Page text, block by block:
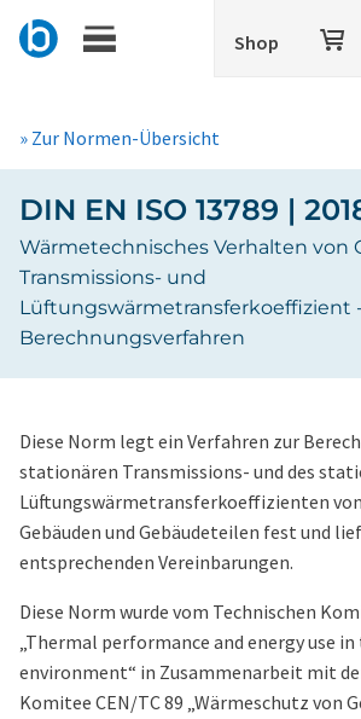
Shop
» Zur Normen-Übersicht
DIN EN ISO 13789 |
Wärmetechnisches Verhalten von
Transmissions- und
Lüftungswärmetransferkoeffizient
Berechnungsverfahren
Diese Norm legt ein Verfahren zur
stationären Transmissions- und des
Lüftungswärmetransferkoeffizienten
Gebäuden und Gebäudeteilen fest und
entsprechenden Vereinbarungen.
Diese Norm wurde vom Technischen
„Thermal performance and energy use
environment“ in Zusammenarbeit mit
Komitee CEN/TC 89 „Wärmeschutz von